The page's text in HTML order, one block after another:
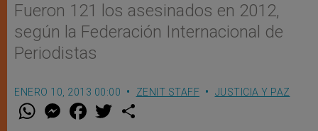
Fueron 121 los asesinados en 2012,
según la Federación Internacional de
Periodistas
ENERO 10, 2013 00:00 ZENIT STAFF JUSTICIA Y PAZ
W M
e
F
a w